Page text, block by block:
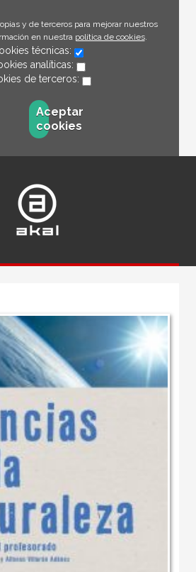
y de terceros para mejorar nuestros
en nuestra política de cookies.
técnicas:
analíticas:
de terceros:
Aceptar
cookies